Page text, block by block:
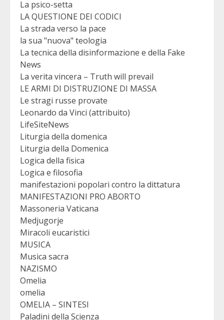
La psico-setta
LA QUESTIONE DEI CODICI
La strada verso la pace
la sua "nuova" teologia
La tecnica della disinformazione e della Fake
News
La verita vincera – Truth will prevail
LE ARMI DI DISTRUZIONE DI MASSA
Le stragi russe provate
Leonardo da Vinci (attribuito)
LifeSiteNews
Liturgia della domenica
Liturgia della Domenica
Logica della fisica
Logica e filosofia
manifestazioni popolari contro la dittatura
MANIFESTAZIONI PRO ABORTO
Massoneria Vaticana
Medjugorje
Miracoli eucaristici
MUSICA
Musica sacra
NAZISMO
Omelia
omelia
OMELIA – SINTESI
Paladini della Scienza